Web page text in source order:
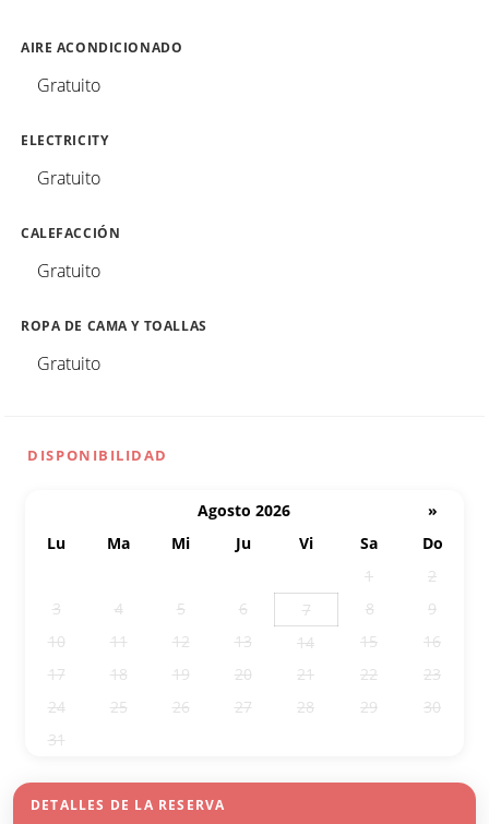
AIRE ACONDICIONADO
Gratuito
ELECTRICITY
Gratuito
CALEFACCIÓN
Gratuito
ROPA DE CAMA Y TOALLAS
Gratuito
DISPONIBILIDAD
Agosto 2026
»
Lu
Ma Mi Ju Vi Sa
Do
1
2
3
4 5 6 7 8
9
10
11 12 13 14 15
16
17
18 19 20 21 22
23
24
25 26 27 28 29
30
31
DETALLES DE LA RESERVA